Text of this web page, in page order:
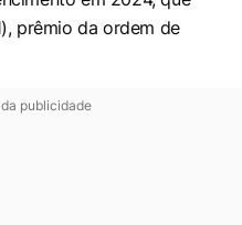
prêmio da ordem de
publicidade